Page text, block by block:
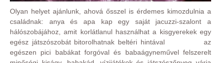
Olyan helyet ajánlunk, ahová ősszel is érdemes kimozdulnia a
családnak: anya és apa kap egy saját jacuzzi-szalont a
hálószobájához, amit korlátlanul használhat a kisgyerekek egy
egész játszószobát bitorolhatnak beltéri hintával az
egészen pici babákat forgóval és babaágyneművel felszerelt